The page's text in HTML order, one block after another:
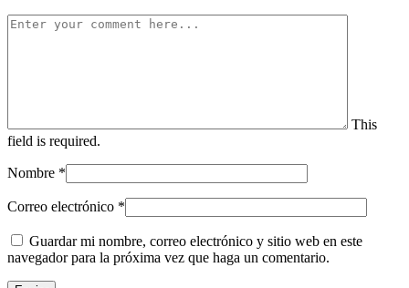
This
field is required.
Nombre *
Correo electrónico *
Guardar mi nombre, correo electrónico y sitio web en este
navegador para la próxima vez que haga un comentario.